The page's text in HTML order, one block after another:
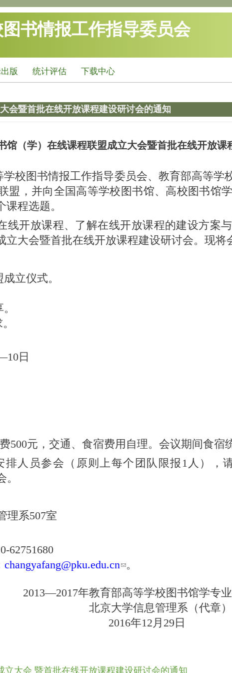
书情报工作指导委员会
版 统计评估 下载中心
会暨首批在线开放课程建设研讨会的通知
馆（学）在线课程联盟成立大会暨首批在线开放课
图书情报工作指导委员会、教育部高等学
盟，并向全国高等学校图书馆、高校图书馆
程选题。
线开放课程、了解在线开放课程的建设方案
大会暨首批在线开放课程建设研讨会。现将
立仪式。
日
元，交通、食宿费用自理。会议期间食宿
排人员参会（原则上每个团队限报1人），
理系507室
changyafang@pku.edu.cn 。
2013—2017年教育部高等学校图书馆学专
北京大学信息管理系（代章）
2016年12月29日
大会 暨首批在线开放课程建设研讨会的通知